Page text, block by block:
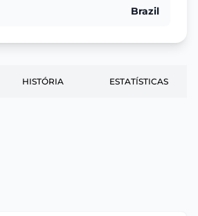
Brazil
HISTÓRIA ESTATÍSTICAS